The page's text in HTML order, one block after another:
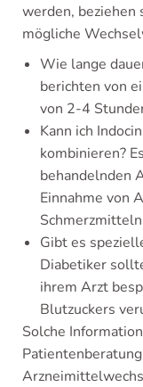
werden, beziehen
mögliche
Wie lange
berichten von
von 2-4
Kann ich
kombinieren?
behandelnden
Einnahme von
Gibt es
Diabetiker
ihrem Arzt
Blutzuckers
Solche